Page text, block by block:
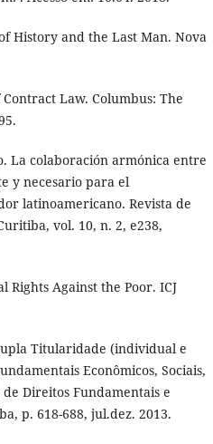
History and the Last Man. Nova
Law. Columbus: The
La colaboración armónica entre
y necesario para el
latinoamericano. Revista de
vol. 10, n. 2, e238,
Rights Against the Poor. ICJ
Titularidade (individual e
Econômicos, Sociais,
Direitos Fundamentais e
p. 618-688, jul.dez. 2013.